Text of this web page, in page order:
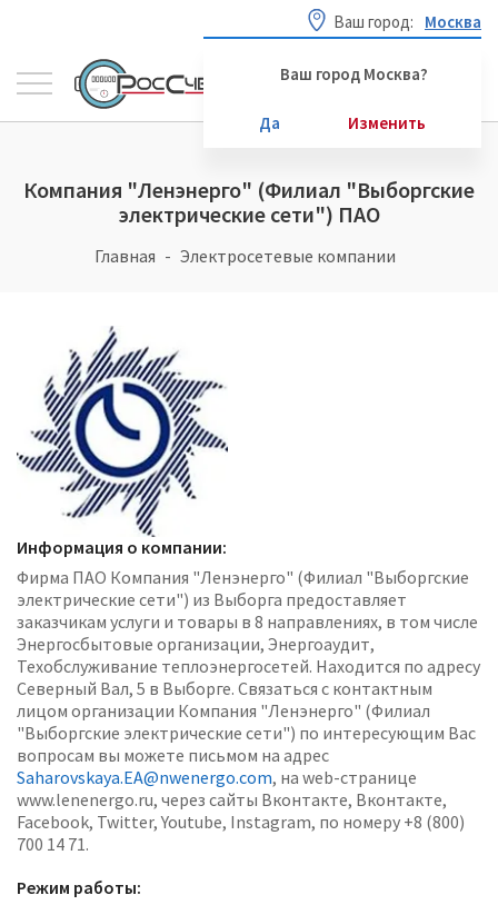
Ваш город: Москва
Ваш город Москва?
Да Изменить
Компания "Ленэнерго" (Филиал "Выборгские
электрические сети") ПАО
Главная Электросетевые компании
Информация о компании:
Фирма ПАО Компания "Ленэнерго" (Филиал "Выборгские
электрические сети") из Выборга предоставляет
заказчикам услуги и товары в 8 направлениях, в том числе
Энергосбытовые организации, Энергоаудит,
Техобслуживание теплоэнергосетей. Находится по адресу
Северный Вал, 5 в Выборге. Связаться с контактным
лицом организации Компания "Ленэнерго" (Филиал
"Выборгские электрические сети") по интересующим Вас
вопросам вы можете письмом на адрес
Saharovskaya.EA@nwenergo.com, на web-странице
www.lenenergo.ru, через сайты Вконтакте, Вконтакте,
Facebook, Twitter, Youtube, Instagram, по номеру +8 (800)
700 14 71.
Режим работы: